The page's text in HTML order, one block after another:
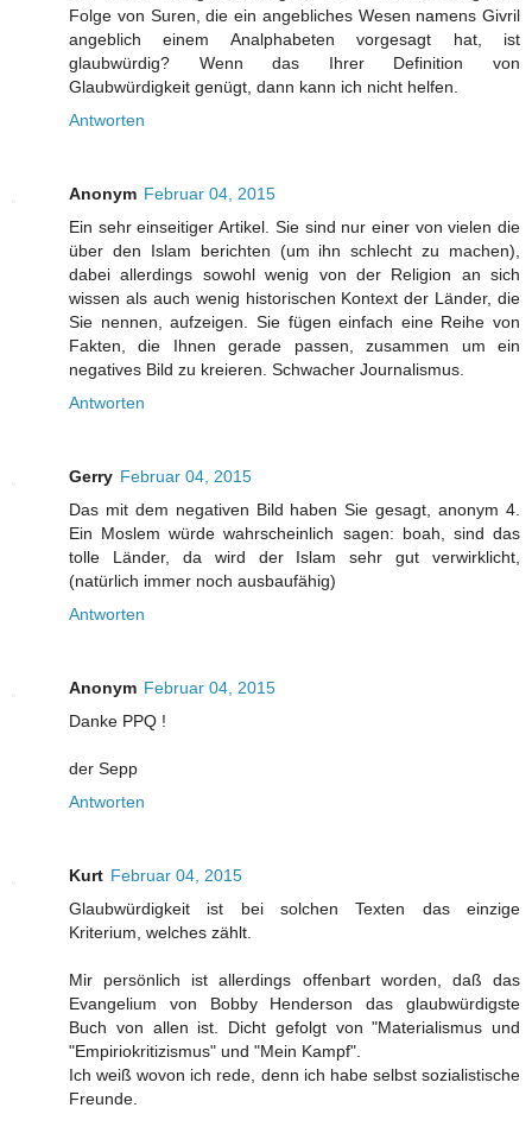
Folge von Suren, die ein angebliches Wesen namens Givril
angeblich einem Analphabeten vorgesagt hat, ist
glaubwürdig? Wenn das Ihrer Definition von
Glaubwürdigkeit genügt, dann kann ich nicht helfen.
Antworten
Anonym Februar 04, 2015
Ein sehr einseitiger Artikel. Sie sind nur einer von vielen die
über den Islam berichten (um ihn schlecht zu machen),
dabei allerdings sowohl wenig von der Religion an sich
wissen als auch wenig historischen Kontext der Länder, die
Sie nennen, aufzeigen. Sie fügen einfach eine Reihe von
Fakten, die Ihnen gerade passen, zusammen um ein
negatives Bild zu kreieren. Schwacher Journalismus.
Antworten
Gerry Februar 04, 2015
Das mit dem negativen Bild haben Sie gesagt, anonym 4.
Ein Moslem würde wahrscheinlich sagen: boah, sind das
tolle Länder, da wird der Islam sehr gut verwirklicht,
(natürlich immer noch ausbaufähig)
Antworten
Anonym Februar 04, 2015
Danke PPQ !
der Sepp
Antworten
Kurt Februar 04, 2015
Glaubwürdigkeit ist bei solchen Texten das einzige
Kriterium, welches zählt.
Mir persönlich ist allerdings offenbart worden, daß das
Evangelium von Bobby Henderson das glaubwürdigste
Buch von allen ist. Dicht gefolgt von "Materialismus und
"Empiriokritizismus" und "Mein Kampf".
Ich weiß wovon ich rede, denn ich habe selbst sozialistische
Freunde.